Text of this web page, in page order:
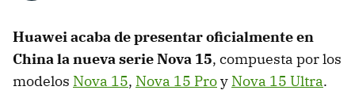
Huawei acaba de presentar oficialmente en
China la nueva serieNova 15, compuesta por los
modelos Nova 15, Nova 15 Proy Nova 15 Ultra.